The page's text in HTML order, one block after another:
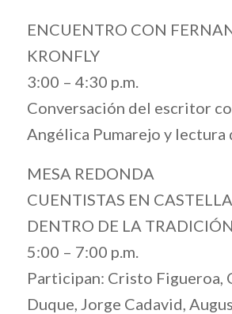
ENCUENTRO CON
KRONFLY
3:00 – 4:30 p.m.
Conversación del escritor
Angélica Pumarejo y lectura
MESA REDONDA
CUENTISTAS EN
DENTRO DE LA
5:00 – 7:00 p.m.
Participan: Cristo Figueroa,
Duque, Jorge Cadavid,